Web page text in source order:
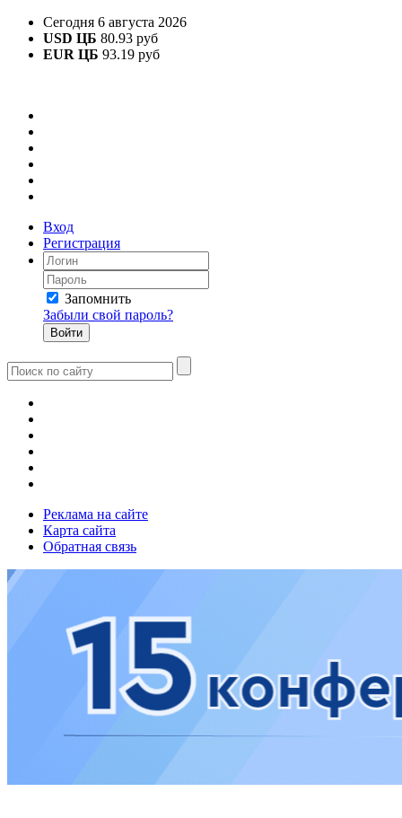
Сегодня 6 августа 2026
USD ЦБ 80.93 руб
EUR ЦБ 93.19 руб
Вход
Регистрация
Запомнить
Забыли свой пароль?
Реклама на сайте
Карта сайта
Обратная связь